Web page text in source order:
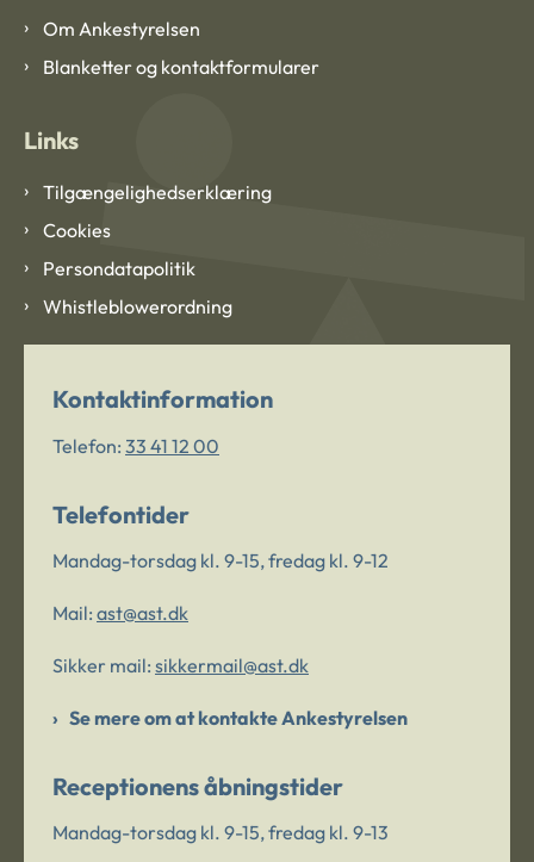
Om Ankestyrelsen
Blanketter og kontaktformularer
Links
Tilgængelighedserklæring
Cookies
Persondatapolitik
Whistleblowerordning
Kontaktinformation
Telefon: 33 41 12 00
Telefontider
Mandag-torsdag kl. 9-15, fredag kl. 9-12
Mail: ast@ast.dk
Sikker mail: sikkermail@ast.dk
Se mere om at kontakte Ankestyrelsen
Receptionens åbningstider
Mandag-torsdag kl. 9-15, fredag kl. 9-13